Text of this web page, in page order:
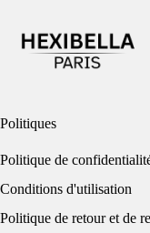
Politiques
Politique de
Conditions d'utilisation
Politique de retour et de